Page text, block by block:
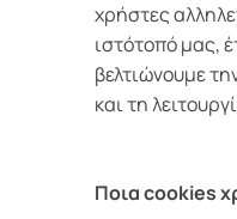
χρήστες
ιστότοπό μας,
βελτιώνουμε
και τη
Ποια cookies